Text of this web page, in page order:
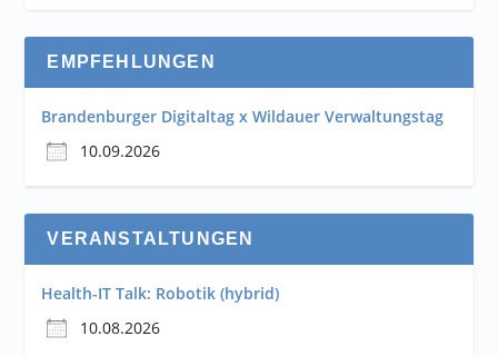
EMPFEHLUNGEN
Brandenburger Digitaltag x Wildauer Verwaltungstag
10.09.2026
VERANSTALTUNGEN
Health-IT Talk: Robotik (hybrid)
10.08.2026